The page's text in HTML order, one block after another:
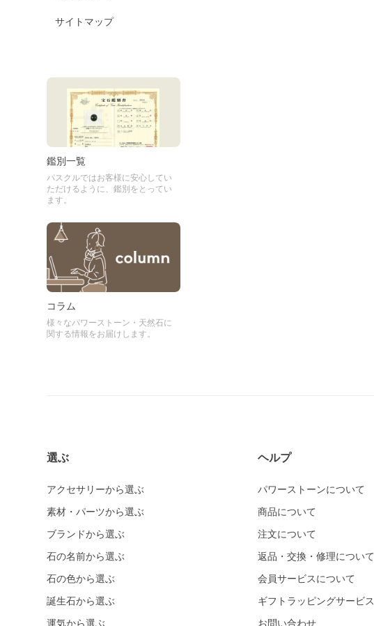
サイトマップ
鑑別一覧
パスクルではお客様に安心してい
ただけるように、鑑別をとってい
ます。
コラム
様々なパワーストーン・天然石に
関する情報をお届けします。
選ぶ
アクセサリーから選ぶ
素材・パーツから選ぶ
ブランドから選ぶ
石の名前から選ぶ
石の色から選ぶ
誕生石から選ぶ
運気から選ぶ
ヘルプ
パワーストーンについて
商品について
注文について
返品・交換・修理について
会員サービスについて
ギフトラッピングサービス
お問い合わせ